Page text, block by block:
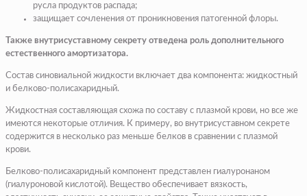
русла продуктов распада;
защищает сочленения от проникновения патогенной флоры.
Также внутрисуставному секрету отведена роль дополнительного
естественного амортизатора.
Состав синовиальной жидкости включает два компонента: жидкостный
и белково-полисахаридный.
Жидкостная составляющая схожа по составу с плазмой крови, но все же
имеются некоторые отличия. К примеру, во внутрисуставном секрете
содержится в несколько раз меньше белков в сравнении с плазмой
крови.
Белково-полисахаридный компонент представлен гиалуронаном
(гиалуроновой кислотой). Вещество обеспечивает вязкость,